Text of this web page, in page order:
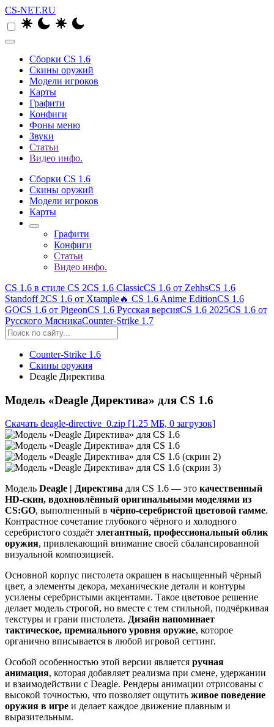
CS-NET.RU
Сборки CS 1.6
Скины оружий
Модели игроков
Карты
Графити
Конфиги
Фоны меню
Звуки
Статьи
Видео инфо.
Сборки CS 1.6
Скины оружий
Модели игроков
Карты
Графити
Конфиги
Статьи
Видео инфо.
CS 1.6 в стиле CS 2CS 1.6 ClassicCS 1.6 от ZehhsCS 1.6
Standoff 2CS 1.6 от Xtample🔥 CS 1.6 Anime EditionCS 1.6
GOCS 1.6 от PigeonCS 1.6 Русская версияCS 1.6 2025CS 1.6 от
Русского МясникаCounter-Strike 1.7
Counter-Strike 1.6
Скины оружия
Deagle Директива
Модель «Deagle Директива» для CS 1.6
Скачать deagle-directive_0.zip [1.25 МБ, 0 загрузок]
Модель Deagle | Директива для CS 1.6 — это качественный
HD-скин, вдохновлённый оригинальными моделями из
CS:GO, выполненный в чёрно-серебристой цветовой гамме.
Контрастное сочетание глубокого чёрного и холодного
серебристого создаёт элегантный, профессиональный облик
оружия, привлекающий внимание своей сбалансированной
визуальной композицией.
Основной корпус пистолета окрашен в насыщенный чёрный
цвет, а элементы декора, механические детали и контуры
усилены серебристыми акцентами. Такое цветовое решение
делает модель строгой, но вместе с тем стильной, подчёркивая
текстуры и грани пистолета. Дизайн напоминает
тактическое, премиального уровня оружие, которое
органично вписывается в любой игровой сеттинг.
Особой особенностью этой версии является ручная
анимация, которая добавляет реализма при смене, удержании
и взаимодействии с Deagle. Рендеры анимации отрисованы с
высокой точностью, что позволяет ощутить живое поведение
оружия в игре и делает каждое движение плавным и
выразительным.